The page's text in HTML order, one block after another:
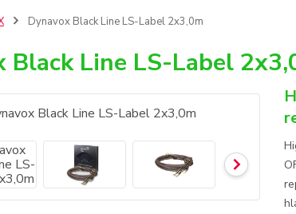
Dynavox Black Line LS-Label 2x3,0m
Black Line LS-Label